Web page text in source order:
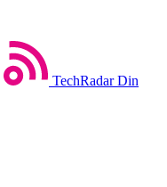
TechRadar Din